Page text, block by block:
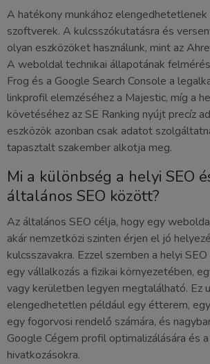
A hatékony munkához elengedhetetlenek
szoftverek. A kulcsszókutatásra és
olyan eszközöket használunk, mint az
A weboldal technikai állapotának
Frog és a Google Search Console a
linkprofil elemzéséhez a Majestic, míg a
követéséhez az SE Ranking nyújt precíz
eszközök azonban csak adatot
tapasztalt szakember alkotja meg.
Mi a különbség a helyi SEO
általános SEO között?
Az általános SEO célja, hogy egy
akár nemzetközi szinten érjen el jó
kulcsszavakra. Ezzel szemben a helyi
egy vállalkozás a fizikai környezetében,
vagy kerületben legyen megtalálható. Ez
elengedhetetlen például egy étterem,
egy fogorvosi rendelő számára, és
Google Cégem profil optimalizálására és
hivatkozásokra.